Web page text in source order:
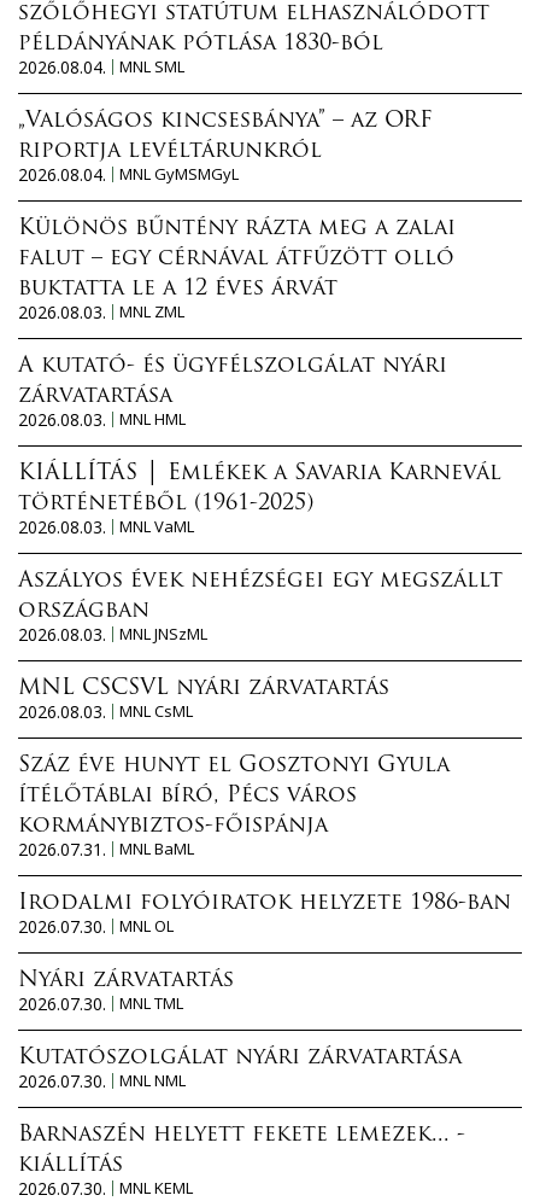
szőlőhegyi statútum elhasználódott
példányának pótlása 1830-ból
2026.08.04.
MNL SML
„Valóságos kincsesbánya” – az ORF
riportja levéltárunkról
2026.08.04.
MNL GyMSMGyL
Különös bűntény rázta meg a zalai
falut – egy cérnával átfűzött olló
buktatta le a 12 éves árvát
2026.08.03.
MNL ZML
A kutató- és ügyfélszolgálat nyári
zárvatartása
2026.08.03.
MNL HML
KIÁLLÍTÁS │ Emlékek a Savaria Karnevál
történetéből (1961-2025)
2026.08.03.
MNL VaML
Aszályos évek nehézségei egy megszállt
országban
2026.08.03.
MNL JNSzML
MNL CSCSVL nyári zárvatartás
2026.08.03.
MNL CsML
Száz éve hunyt el Gosztonyi Gyula
ítélőtáblai bíró, Pécs város
kormánybiztos-főispánja
2026.07.31.
MNL BaML
Irodalmi folyóiratok helyzete 1986-ban
2026.07.30.
MNL OL
Nyári zárvatartás
2026.07.30.
MNL TML
Kutatószolgálat nyári zárvatartása
2026.07.30.
MNL NML
Barnaszén helyett fekete lemezek... -
kiállítás
2026.07.30.
MNL KEML